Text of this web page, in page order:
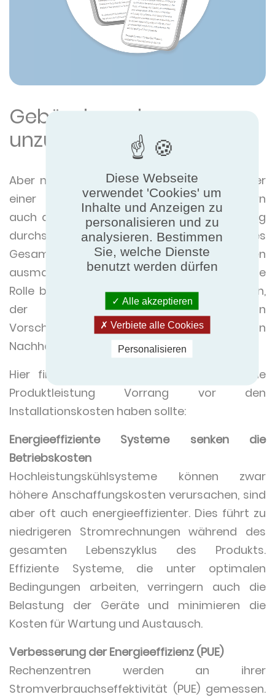
Gebäude und
unzureichende Leistung
Aber nicht nur die IT-Ausrüstung leidet unter
einer unzureichenden Kühlleistung, sondern
auch das gesamte Gebäude. Da die Kühlung
durchschnittlich fast 40 % des
Gesamtenergieverbrauchs von Rechenzentren
ausmacht, spielt die Effizienz eine wichtige
Rolle bei der Bestimmung der Betriebskosten,
der CO2-Bilanz, der Einhaltung von
Vorschriften und der Erreichung von
Nachhaltigkeitszielen.
Hier finden Sie weitere Gründe, warum die
Produktleistung Vorrang vor den
Installationskosten haben sollte:
Energieeffiziente Systeme senken die
Betriebskosten
Hochleistungskühlsysteme können zwar
höhere Anschaffungskosten verursachen, sind
aber oft auch energieeffizienter. Dies führt zu
niedrigeren Stromrechnungen während des
gesamten Lebenszyklus des Produkts.
Effiziente Systeme, die unter optimalen
Bedingungen arbeiten, verringern auch die
Belastung der Geräte und minimieren die
Kosten für Wartung und Austausch.
Verbesserung der Energieeffizienz (PUE)
Rechenzentren werden an ihrer
Stromverbrauchseffektivität (PUE) gemessen.
Diese Webseite
verwendet 'Cookies' um
Inhalte und Anzeigen zu
personalisieren und zu
analysieren. Bestimmen
Sie, welche Dienste
benutzt werden dürfen
Alle akzeptieren
Verbiete alle Cookies
Personalisieren